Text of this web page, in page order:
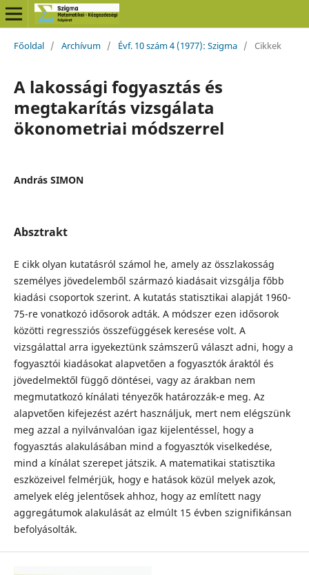
Főoldal / Archívum / Évf. 10 szám 4 (1977): Szigma / Cikkek
A lakossági fogyasztás és
megtakarítás vizsgálata
ökonometriai módszerrel
András SIMON
Absztrakt
E cikk olyan kutatásról számol he, amely az összlakosság
személyes jövedelemből származó kiadásait vizsgálja főbb
kiadási csoportok szerint. A kutatás statisztikai alapját 1960-
75-re vonatkozó idősorok adták. A módszer ezen idősorok
közötti regressziós összefüggések keresése volt. A
vizsgálattal arra igyekeztünk számszerű választ adni, hogy a
fogyasztói kiadásokat alapvetően a fogyasztók áraktól és
jövedelmektől függő döntései, vagy az árakban nem
megmutatkozó kínálati tényezők határozzák-e meg. Az
alapvetően kifejezést azért használjuk, mert nem elégszünk
meg azzal a nyilvánvalóan igaz kijelentéssel, hogy a
fogyasztás alakulásában mind a fogyasztók viselkedése,
mind a kínálat szerepet játszik. A matematikai statisztika
eszközeivel felmérjük, hogy e hatások közül melyek azok,
amelyek elég jelentősek ahhoz, hogy az említett nagy
aggregátumok alakulását az elmúlt 15 évben szignifikánsan
befolyásolták.